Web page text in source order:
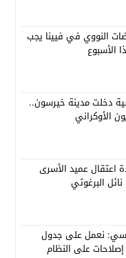
النووي في فيينا يجب
الأسبوع
دخلت مدينة خيرسون..
الأوكراني
اعتقال عميد الأسرى
البرغوثي
نعمل على جدول
على النظام